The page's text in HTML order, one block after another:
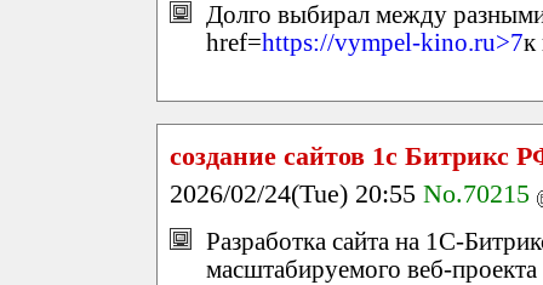
Долго выбирал между
href=https://vympel-kino.ru>7к
создание сайтов 1с Битрикс
2026/02/24(Tue) 20:55 No.70215
Разработка сайта на 1С-
масштабируемого веб-